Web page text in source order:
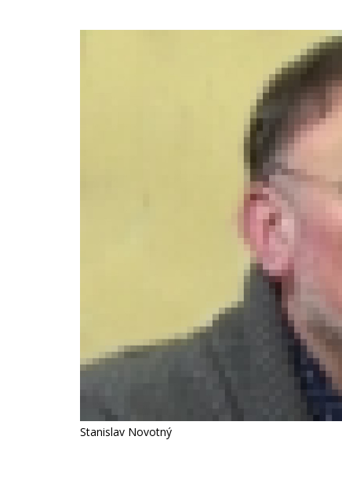
Stanislav Novotný